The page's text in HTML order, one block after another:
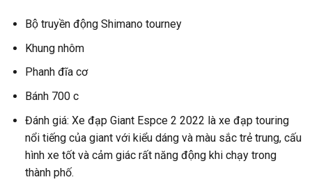
Bộ truyền động Shimano tourney
Khung nhôm
Phanh đĩa cơ
Bánh 700 c
Đánh giá: Xe đạp Giant Espce 2 2022 là xe đạp touring
nổi tiếng của giant với kiểu dáng và màu sắc trẻ trung, cấu
hình xe tốt và cảm giác rất năng động khi chạy trong
thành phố.